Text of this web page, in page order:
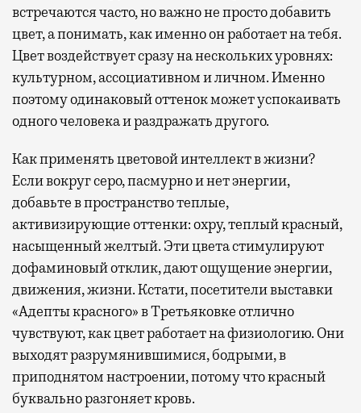
встречаются часто, но важно не просто добавить
цвет, а понимать, как именно он работает на тебя.
Цвет воздействует сразу на нескольких уровнях:
культурном, ассоциативном и личном. Именно
поэтому одинаковый оттенок может успокаивать
одного человека и раздражать другого.
Как применять цветовой интеллект в жизни?
Если вокруг серо, пасмурно и нет энергии,
добавьте в пространство теплые,
активизирующие оттенки: охру, теплый красный,
насыщенный желтый. Эти цвета стимулируют
дофаминовый отклик, дают ощущение энергии,
движения, жизни. Кстати, посетители выставки
«Адепты красного» в Третьяковке отлично
чувствуют, как цвет работает на физиологию. Они
выходят разрумянившимися, бодрыми, в
приподнятом настроении, потому что красный
буквально разгоняет кровь.